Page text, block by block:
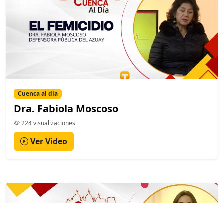
Cuenca al día
Dra. Fabiola Moscoso
224 visualizaciones
Ver Video